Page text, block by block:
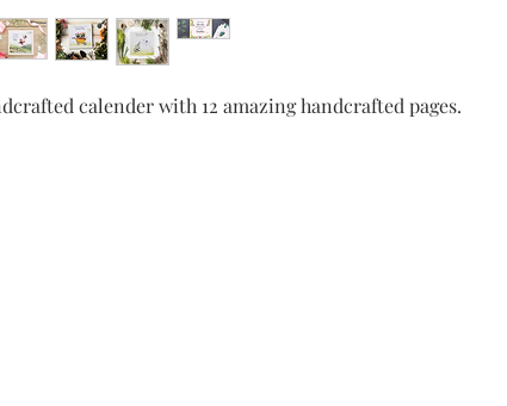
calender with 12 amazing handcrafted pages.